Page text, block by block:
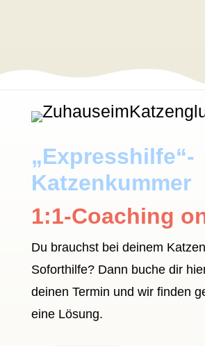
„Expresshilfe“-
Katzenkummer
1:1-Coaching
Du brauchst bei deinem
Soforthilfe? Dann buche dir
deinen Termin und wir finden
eine Lösung.